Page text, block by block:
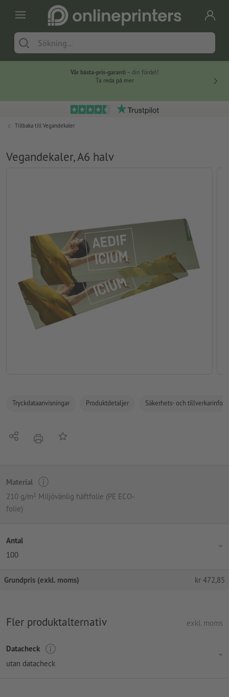
Vår bästa-pris-garanti – din fördel!
Ta reda på mer
Tillbaka till Vegandekaler
Vegandekaler, A6 halv
Tryckdataanvisningar Produktdetaljer Säkerhets- och
Dela erbjudandePå anteckningslistan
Material
210 g/m² Miljövänlig häftfolie (PE ECO-
folie)
Antal
100
Grundpris (exkl. moms) kr 472,85
Fler produktalternativ exkl. moms
Datacheck
utan datacheck